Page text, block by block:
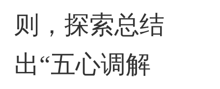
则，探索总结
出“五心调解